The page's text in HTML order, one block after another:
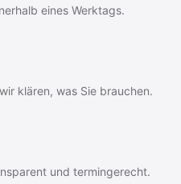
eines Werktags.
klären, was Sie brauchen.
und termingerecht.